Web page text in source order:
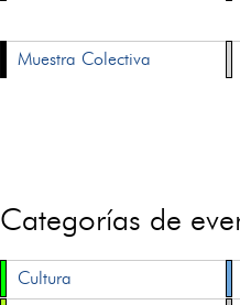
Muestra Colectiva
Categorías de
Cultura